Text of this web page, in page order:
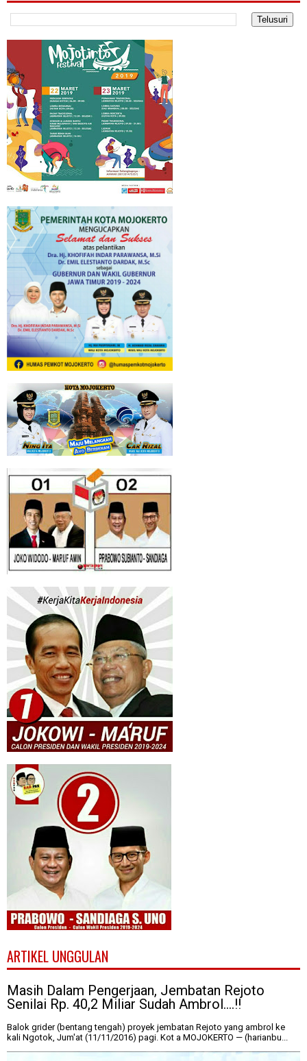
ARTIKEL UNGGULAN
Masih Dalam Pengerjaan, Jembatan Rejoto
Senilai Rp. 40,2 Miliar Sudah Ambrol....!!
Balok grider (bentang tengah) proyek jembatan Rejoto yang ambrol ke
kali Ngotok, Jum'at (11/11/2016) pagi. Kot a MOJOKERTO — (harianbu...